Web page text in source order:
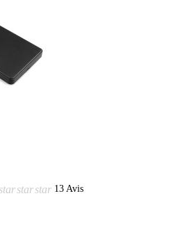
starstar 13 Avis